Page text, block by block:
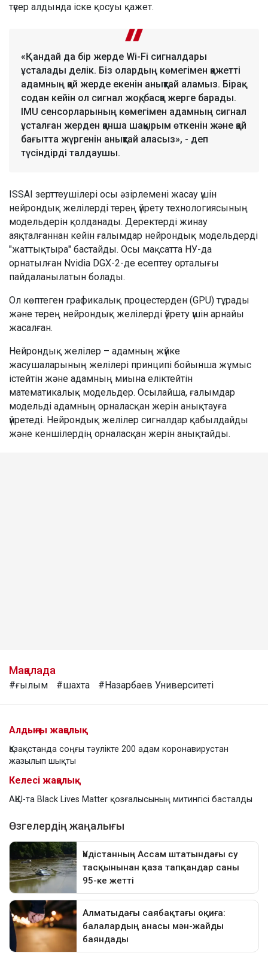
түсер алдында іске қосуы қажет.
«Қандай да бір жерде Wi-Fi сигналдары
ұсталады делік. Біз олардың көмегімен қажетті
адамның қай жерде екенін анықтай аламыз. Бірақ
содан кейін ол сигнал жоқ, басқа жерге барады.
IMU сенсорларының көмегімен адамның сигнал
ұсталған жерден қанша шақырым өткенін және қай
бағытта жүргенін анықтай аласыз», - деп
түсіндірді талдаушы.
ISSAI зерттеушілері осы әзірлемені жасау үшін
нейрондық желілерді терең үйрету технологиясының
модельдерін қолданады. Деректерді жинау
аяқталғаннан кейін ғалымдар нейрондық модельдерді
"жаттықтыра" бастайды. Осы мақсатта НУ-да
орнатылған Nvidia DGX-2-де есептеу орталығы
пайдаланылатын болады.
Ол көптеген графикалық процестерден (GPU) тұрады
және терең нейрондық желілерді үйрету үшін арнайы
жасалған.
Нейрондық желілер – адамның жүйке
жасушаларының желілері принципі бойынша жұмыс
істейтін және адамның миына еліктейтін
математикалық модельдер. Осылайша, ғалымдар
модельді адамның орналасқан жерін анықтауға
үйретеді. Нейрондық желілер сигналдар қабылдайды
және кеншілердің орналасқан жерін анықтайды.
Мақалада
#ғылым #шахта #Назарбаев Университеті
Алдыңғы жаңалық
Қазақстанда соңғы тәулікте 200 адам коронавирустан
жазылып шықты
Келесі жаңалық
АҚШ-та Black Lives Matter қозғалысының митингісі басталды